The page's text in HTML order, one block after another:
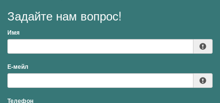
Задайте нам вопрос!
Имя
Е-мейл
Телефон